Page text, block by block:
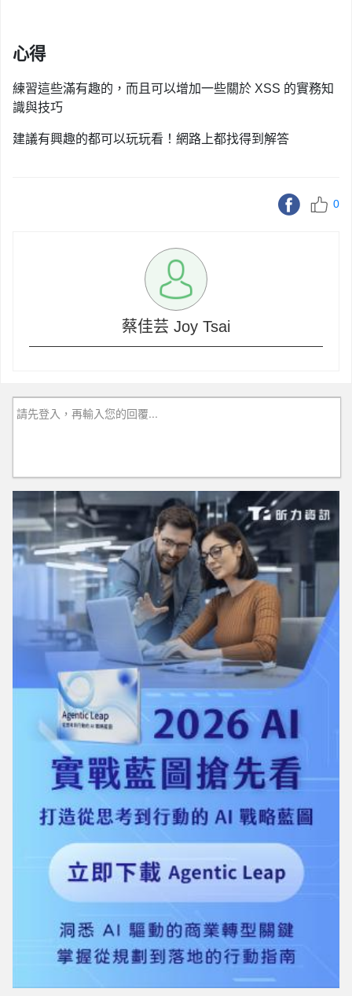
心得
練習這些滿有趣的，而且可以增加一些關於 XSS 的實務知
識與技巧
建議有興趣的都可以玩玩看！網路上都找得到解答
0
蔡佳芸 Joy Tsai
請先登入，再輸入您的回覆...